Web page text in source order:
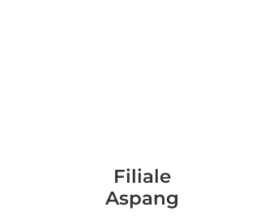
Filiale
Aspang